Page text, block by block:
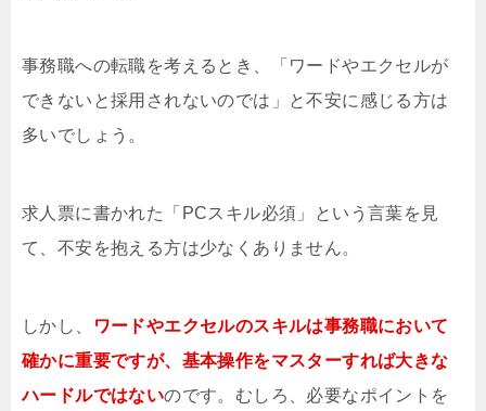
事務職への転職を考えるとき、「ワードやエクセルが
できないと採用されないのでは」と不安に感じる方は
多いでしょう。
求人票に書かれた「PCスキル必須」という言葉を見
て、不安を抱える方は少なくありません。
しかし、
ワードやエクセルのスキルは事務職において
確かに重要ですが、基本操作をマスターすれば大きな
ハードルではないのです。むしろ、必要なポイントを